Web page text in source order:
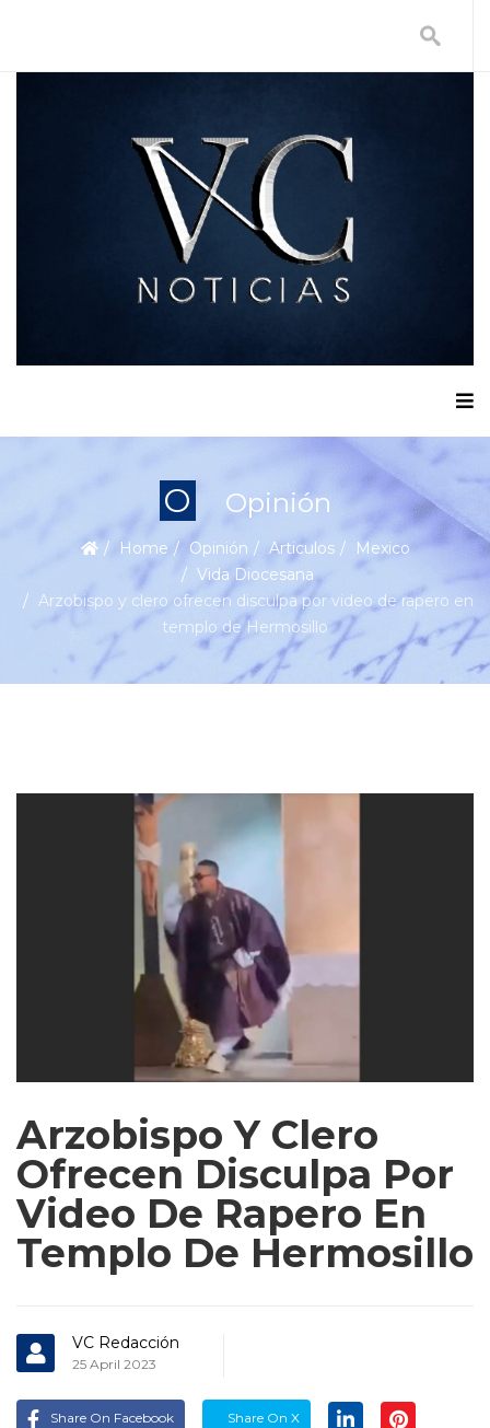
O Opinión
Home Opinión Articulos
Mexico
Vida Diocesana
Arzobispo y clero ofrecen disculpa por video de rapero en
templo de Hermosillo
Arzobispo Y Clero
Ofrecen Disculpa Por
Video De Rapero En
Templo De Hermosillo
VC Redacción
25 April 2023
Share On Facebook Share On X